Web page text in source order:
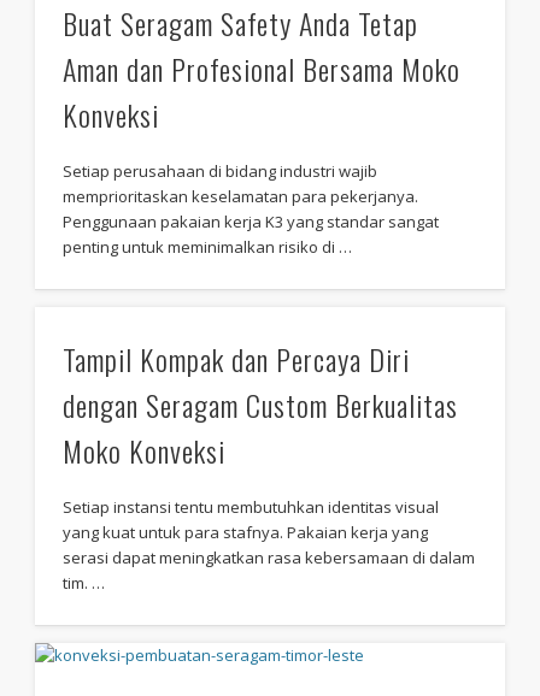
Buat Seragam Safety Anda Tetap
Aman dan Profesional Bersama Moko
Konveksi
Setiap perusahaan di bidang industri wajib
memprioritaskan keselamatan para pekerjanya.
Penggunaan pakaian kerja K3 yang standar sangat
penting untuk meminimalkan risiko di …
Tampil Kompak dan Percaya Diri
dengan Seragam Custom Berkualitas
Moko Konveksi
Setiap instansi tentu membutuhkan identitas visual
yang kuat untuk para stafnya. Pakaian kerja yang
serasi dapat meningkatkan rasa kebersamaan di dalam
tim. …